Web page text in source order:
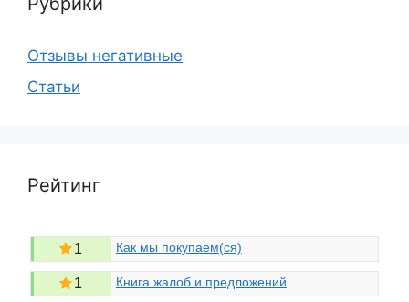
Отзывы негативные
Статьи
Рейтинг
1 Как мы покупаем(ся)
1 Книга жалоб и предложений